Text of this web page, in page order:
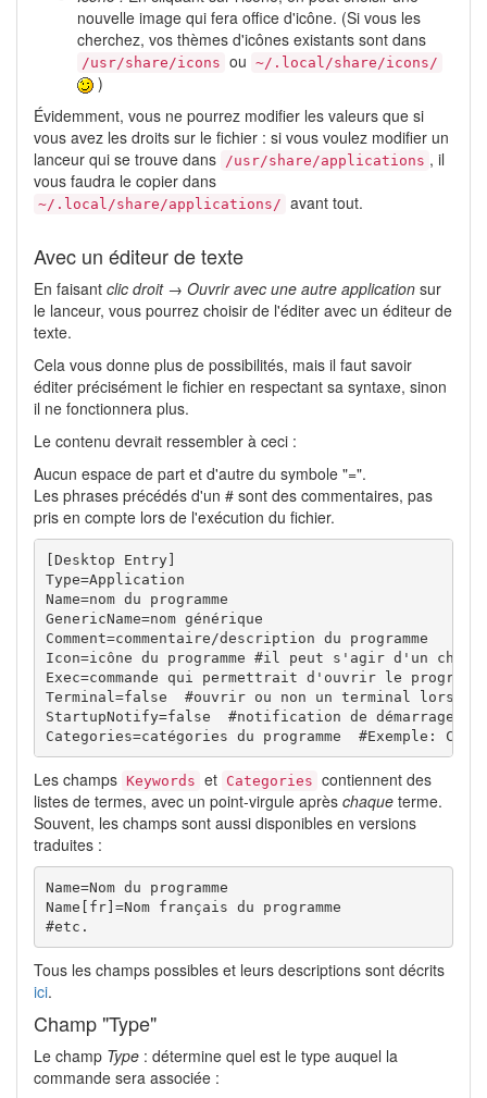
nouvelle image qui fera office d'icône. (Si vous les
cherchez, vos thèmes d'icônes existants sont dans
/usr/share/icons ou ~/.local/share/icons/
)
Évidemment, vous ne pourrez modifier les valeurs que si
vous avez les droits sur le fichier : si vous voulez modifier un
lanceur qui se trouve dans /usr/share/applications , il
vous faudra le copier dans
~/.local/share/applications/ avant tout.
Avec un éditeur de texte
En faisant clic droit → Ouvrir avec une autre application sur
le lanceur, vous pourrez choisir de l'éditer avec un éditeur de
texte.
Cela vous donne plus de possibilités, mais il faut savoir
éditer précisément le fichier en respectant sa syntaxe, sinon
il ne fonctionnera plus.
Le contenu devrait ressembler à ceci :
Aucun espace de part et d'autre du symbole "=".
Les phrases précédés d'un # sont des commentaires, pas
pris en compte lors de l'exécution du fichier.
[Desktop Entry]
Type=Application
Name=nom du programme
GenericName=nom générique
Comment=commentaire/description du programme
Icon=icône du programme #il peut s'agir d'un
Exec=commande qui permettrait d'ouvrir le
Terminal=false  #ouvrir ou non un terminal lors
StartupNotify=false  #notification de démarrage
Categories=catégories du programme  #Exemple:
Les champs Keywords et Categories contiennent des
listes de termes, avec un point-virgule après chaque terme.
Souvent, les champs sont aussi disponibles en versions
traduites :
Name=Nom du programme
Name[fr]=Nom français du programme
#etc.
Tous les champs possibles et leurs descriptions sont décrits
ici.
Champ "Type"
Le champ Type : détermine quel est le type auquel la
commande sera associée :